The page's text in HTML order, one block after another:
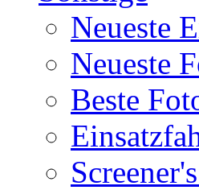
Neueste
Neueste
Beste